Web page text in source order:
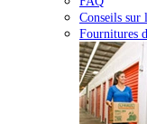
Conseils sur
Fournitures